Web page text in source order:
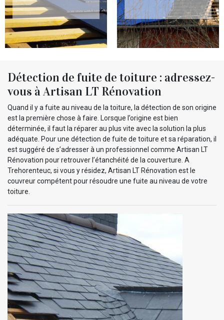
Détection de fuite de toiture : adressez-
vous à Artisan LT Rénovation
Quand il y a fuite au niveau de la toiture, la détection de son origine
est la première chose à faire. Lorsque l’origine est bien
déterminée, il faut la réparer au plus vite avec la solution la plus
adéquate. Pour une détection de fuite de toiture et sa réparation, il
est suggéré de s’adresser à un professionnel comme Artisan LT
Rénovation pour retrouver l’étanchéité de la couverture. A
Trehorenteuc, si vous y résidez, Artisan LT Rénovation est le
couvreur compétent pour résoudre une fuite au niveau de votre
toiture.